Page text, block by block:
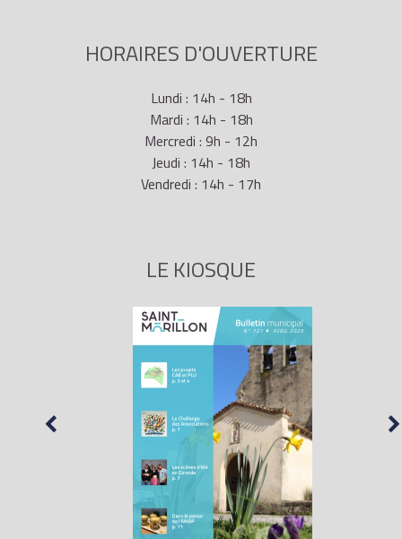
HORAIRES D'OUVERTURE
Lundi : 14h - 18h
Mardi : 14h - 18h
Mercredi : 9h - 12h
Jeudi : 14h - 18h
Vendredi : 14h - 17h
LE KIOSQUE